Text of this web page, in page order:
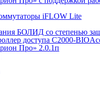
iFLOW Lite
БОЛИД со степенью
доступа С2000-
Про» 2.0.1п